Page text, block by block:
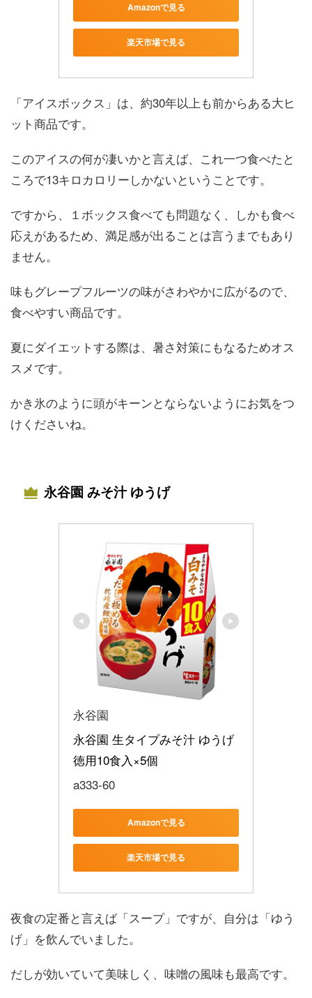
Amazonで見る
楽天市場で見る
「アイスボックス」は、約30年以上も前からある大ヒ
ット商品です。
このアイスの何が凄いかと言えば、これ一つ食べたと
ころで13キロカロリーしかないということです。
ですから、１ボックス食べても問題なく、しかも食べ
応えがあるため、満足感が出ることは言うまでもあり
ません。
味もグレープフルーツの味がさわやかに広がるので、
食べやすい商品です。
夏にダイエットする際は、暑さ対策にもなるためオス
スメです。
かき氷のように頭がキーンとならないようにお気をつ
けくださいね。
永谷園 みそ汁 ゆうげ
永谷園
永谷園 生タイプみそ汁 ゆうげ
徳用10食入×5個
a333-60
Amazonで見る
楽天市場で見る
夜食の定番と言えば「スープ」ですが、自分は「ゆう
げ」を飲んでいました。
だしが効いていて美味しく、味噌の風味も最高です。